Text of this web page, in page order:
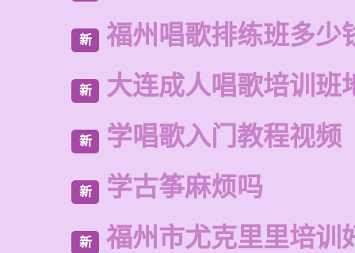
新 福州唱歌排练班多少
新 大连成人唱歌培训班
新 学唱歌入门教程视频
新 学古筝麻烦吗
新 福州市尤克里里培训